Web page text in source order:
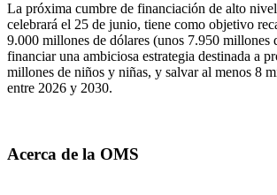
La próxima cumbre de financiación de alto
celebrará el 25 de junio, tiene como objetivo
9.000 millones de dólares (unos 7.950 millones
financiar una ambiciosa estrategia destinada a
millones de niños y niñas, y salvar al menos 8
entre 2026 y 2030.
Acerca de la OMS